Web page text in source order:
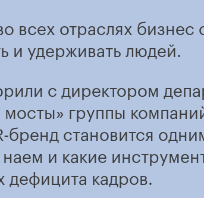
всех отраслях
и удерживать людей.
с директором
мосты» группы
бренд становится
и какие
дефицита кадров.